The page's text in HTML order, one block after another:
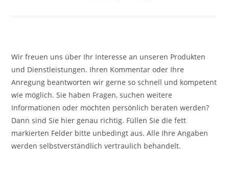
Wir freuen uns über Ihr Interesse an unseren Produkten
und Dienstleistungen. Ihren Kommentar oder Ihre
Anregung beantworten wir gerne so schnell und kompetent
wie möglich. Sie haben Fragen, suchen weitere
Informationen oder möchten persönlich beraten werden?
Dann sind Sie hier genau richtig. Füllen Sie die fett
markierten Felder bitte unbedingt aus. Alle Ihre Angaben
werden selbstverständlich vertraulich behandelt.